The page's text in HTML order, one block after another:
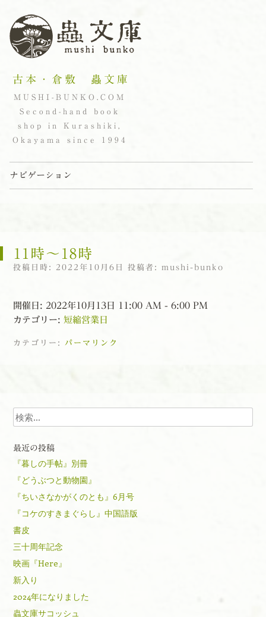
古本・倉敷 蟲文庫
MUSHI-BUNKO.COM
Second-hand book
shop in Kurashiki,
Okayama since 1994
ナビゲーション
11時〜18時
投稿日時: 2022年10月6日 投稿者: mushi-bunko
開催日: 2022年10月13日 11:00 AM - 6:00 PM
カテゴリー: 短縮営業日
カテゴリー: パーマリンク
検索
最近の投稿
『暮しの手帖』別冊
『どうぶつと動物園』
『ちいさなかがくのとも』6月号
『コケのすきまぐらし』中国語版
書皮
三十周年記念
映画『Here』
新入り
2024年になりました
蟲文庫サコッシュ